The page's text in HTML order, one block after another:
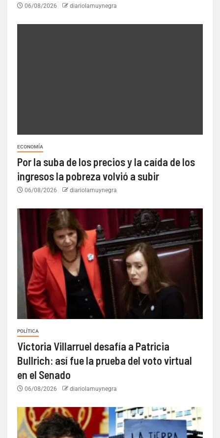
06/08/2026 diariolamuynegra
ECONOMÍA
Por la suba de los precios y la caída de los
ingresos la pobreza volvió a subir
06/08/2026 diariolamuynegra
POLÍTICA
Victoria Villarruel desafía a Patricia
Bullrich: así fue la prueba del voto virtual
en el Senado
06/08/2026 diariolamuynegra